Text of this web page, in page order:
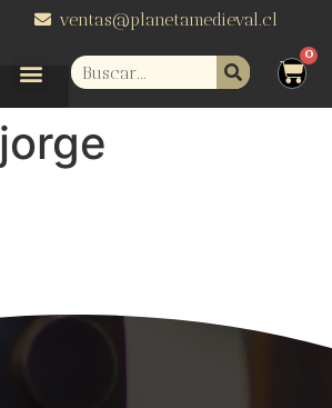
ventas@planetamedieval.cl
jorge